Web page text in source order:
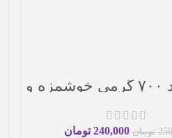
ارده کنجد ۷۰۰ گرمی خوشمزه و
اصیل
تومان 240,000 تومان